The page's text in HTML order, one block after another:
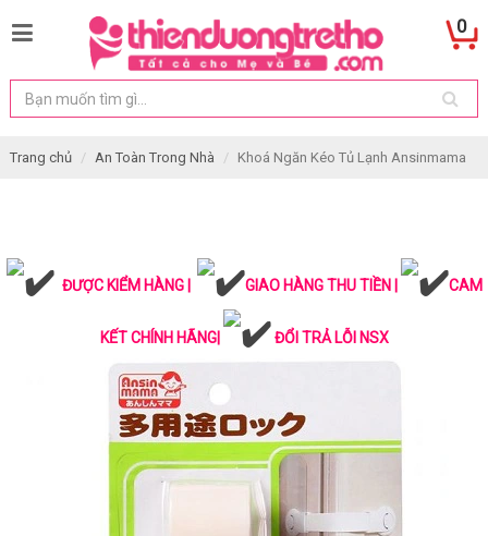
0
Trang chủ An Toàn Trong Nhà Khoá Ngăn Kéo Tủ Lạnh Ansinmama
ĐƯỢC KIỂM HÀNG | GIAO HÀNG THU TIỀN | CAM
KẾT CHÍNH HÃNG| ĐỔI TRẢ LỖI NSX